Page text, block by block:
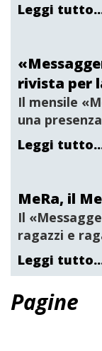
Leggi
rivista per
Il mensile «
una
Leggi
MeRa, il
Il «
ragazzi e
Leggi
Pagine